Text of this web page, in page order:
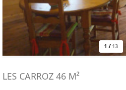
1 / 13
LES CARROZ 46 M²